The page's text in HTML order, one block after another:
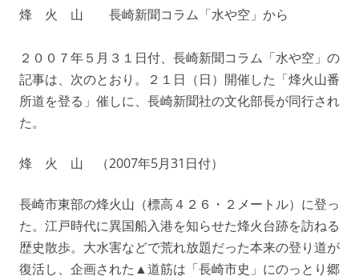
烽 火 山 長崎新聞コラム「水や空」から
２００７年５月３１日付、長崎新聞コラム「水や空」の
記事は、次のとおり。２１日（日）開催した「烽火山番
所道を登る」催しに、長崎新聞社の文化部長が同行され
た。
烽 火 山 （2007年5月31日付）
長崎市東部の烽火山（標高４２６・２メートル）に登っ
た。江戸時代に異国船入港を知らせた烽火台跡を訪ねる
歴史散歩。大水害などで荒れ放題だった本来の登り道が
復活し、企画された▲道筋は「長崎市史」にのっとり郷